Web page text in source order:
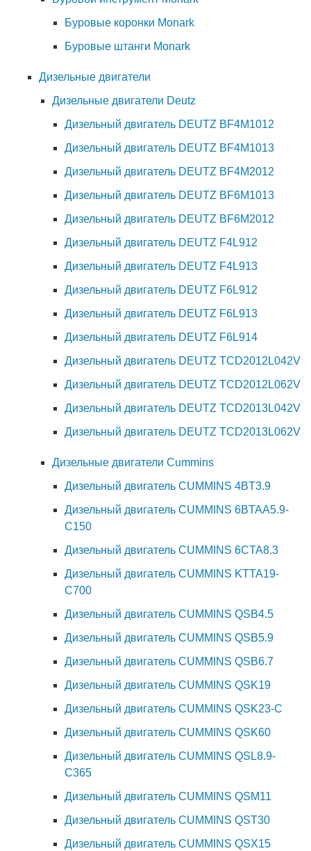
Буровые коронки Monark
Буровые штанги Monark
Дизельные двигатели
Дизельные двигатели Deutz
Дизельный двигатель DEUTZ BF4M1012
Дизельный двигатель DEUTZ BF4M1013
Дизельный двигатель DEUTZ BF4M2012
Дизельный двигатель DEUTZ BF6M1013
Дизельный двигатель DEUTZ BF6M2012
Дизельный двигатель DEUTZ F4L912
Дизельный двигатель DEUTZ F4L913
Дизельный двигатель DEUTZ F6L912
Дизельный двигатель DEUTZ F6L913
Дизельный двигатель DEUTZ F6L914
Дизельный двигатель DEUTZ TCD2012L042V
Дизельный двигатель DEUTZ TCD2012L062V
Дизельный двигатель DEUTZ TCD2013L042V
Дизельный двигатель DEUTZ TCD2013L062V
Дизельные двигатели Cummins
Дизельный двигатель CUMMINS 4BT3.9
Дизельный двигатель CUMMINS 6BTAA5.9-
C150
Дизельный двигатель CUMMINS 6CTA8.3
Дизельный двигатель CUMMINS KTTA19-
C700
Дизельный двигатель CUMMINS QSB4.5
Дизельный двигатель CUMMINS QSB5.9
Дизельный двигатель CUMMINS QSB6.7
Дизельный двигатель CUMMINS QSK19
Дизельный двигатель CUMMINS QSK23-C
Дизельный двигатель CUMMINS QSK60
Дизельный двигатель CUMMINS QSL8.9-
C365
Дизельный двигатель CUMMINS QSM11
Дизельный двигатель CUMMINS QST30
Дизельный двигатель CUMMINS QSX15